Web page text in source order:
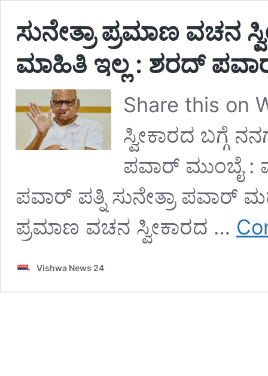
ಸುನೇತ್ರಾ ಪ್ರಮಾಣ ವಚನ
ಮಾಹಿತಿ ಇಲ್ಲ : ಶರದ್
Share this on
ಸ್ವೀಕಾರದ ಬಗ್ಗೆ
ಪವಾರ್ ಮುಂಬೈ
ಪವಾರ್ ಪತ್ನಿ ಸುನೇತ್ರಾ ಪವಾರ್
ಪ್ರಮಾಣ ವಚನ ಸ್ವೀಕಾರದ …
Vishwa News 24